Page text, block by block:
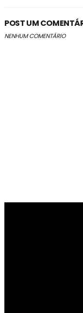
POST UM
NENHUM COMENTÁRIO